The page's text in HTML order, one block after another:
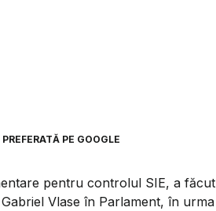
PE GOOGLE
pentru controlul SIE, a făcut
Vlase în Parlament, în urma